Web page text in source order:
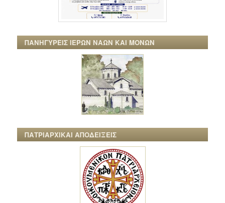
ΠΑΝΗΓΥΡΕΙΣ ΙΕΡΩΝ ΝΑΩΝ ΚΑΙ ΜΟΝΩΝ
ΠΑΤΡΙΑΡΧΙΚΑΙ ΑΠΟΔΕΙΞΕΙΣ